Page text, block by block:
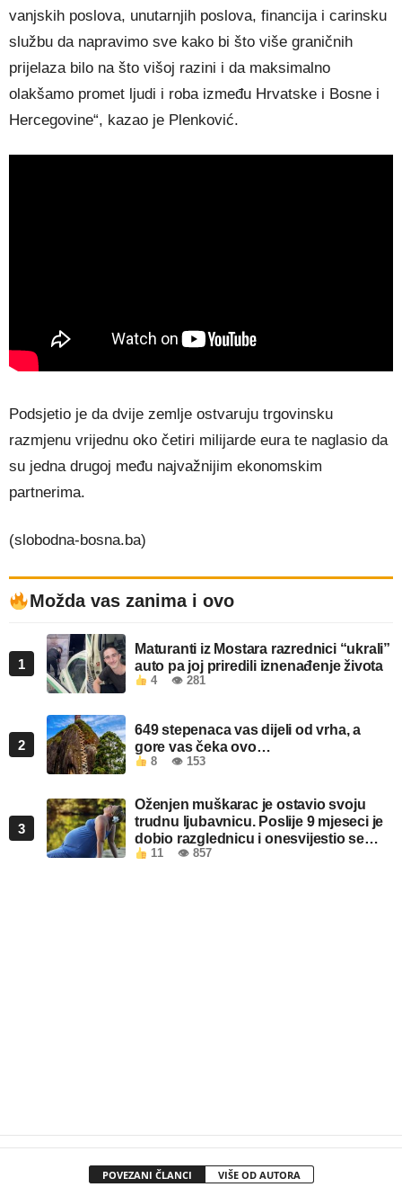
vanjskih poslova, unutarnjih poslova, financija i carinsku
službu da napravimo sve kako bi što više graničnih
prijelaza bilo na što višoj razini i da maksimalno
olakšamo promet ljudi i roba između Hrvatske i Bosne i
Hercegovine“, kazao je Plenković.
Podsjetio je da dvije zemlje ostvaruju trgovinsku
razmjenu vrijednu oko četiri milijarde eura te naglasio da
su jedna drugoj među najvažnijim ekonomskim
partnerima.
(slobodna-bosna.ba)
Možda vas zanima i ovo
1
Maturanti iz Mostara razrednici “ukrali”
auto pa joj priredili iznenađenje života
4 👁 281
2
649 stepenaca vas dijeli od vrha, a
gore vas čeka ovo…
8 👁 153
3
Oženjen muškarac je ostavio svoju
trudnu ljubavnicu. Poslije 9 mjeseci je
dobio razglednicu i onesvijestio se
kada je pročitao šta piše!
11 👁 857
POVEZANI ČLANCI VIŠE OD AUTORA